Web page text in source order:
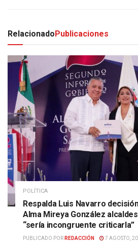
RelacionadoPublicaciones
POLÍTICA
Respalda Luis Navarro
Alma Mireya González
“sería incongruente criticarla”
PUBLICADO POR REDACCIÓN 7 AGOSTO,